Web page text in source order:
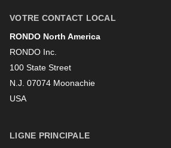
Nom
VOTRE CONTACT LOCAL
RONDO North America
RONDO Inc.
100 State Street
N.J. 07074 Moonachie
USA
LIGNE PRINCIPALE